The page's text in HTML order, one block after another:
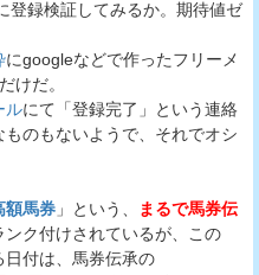
登録検証してみるか。期待値ゼ
にgoogleなどで作ったフリーメ
けだ。
ルにて「登録完了」という連絡
のもないようで、それでオシ
額馬券 」という、
まるで馬券伝
ク付けされているが、この
日付は、馬券伝承の